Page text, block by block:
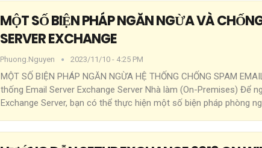
MỘT SỐ BIỆN PHÁP NGĂN NGỪA VÀ
SERVER EXCHANGE
Phuong.nguyen 2023/11/10 - 4:25 PM
MỘT SỐ BIỆN PHÁP NGĂN NGỪA HỆ THỐNG CHỐNG SPAM
thống Email Server Exchange Server Nhà làm (On-Premises) Để
Exchange Server, bạn có thể thực hiện một số biện pháp phòng